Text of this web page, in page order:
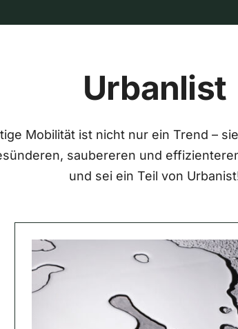
Urbanlist
Mobilität ist nicht nur ein Trend –
saubereren und
und sei ein Teil von